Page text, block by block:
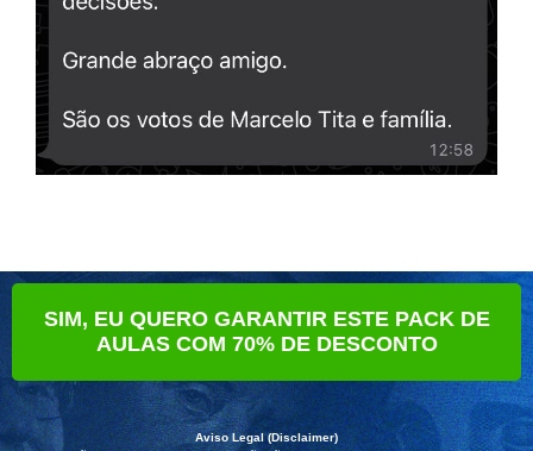
SIM, EU QUERO GARANTIR ESTE PACK DE
AULAS COM 70% DE DESCONTO
Aviso Legal (Disclaimer)